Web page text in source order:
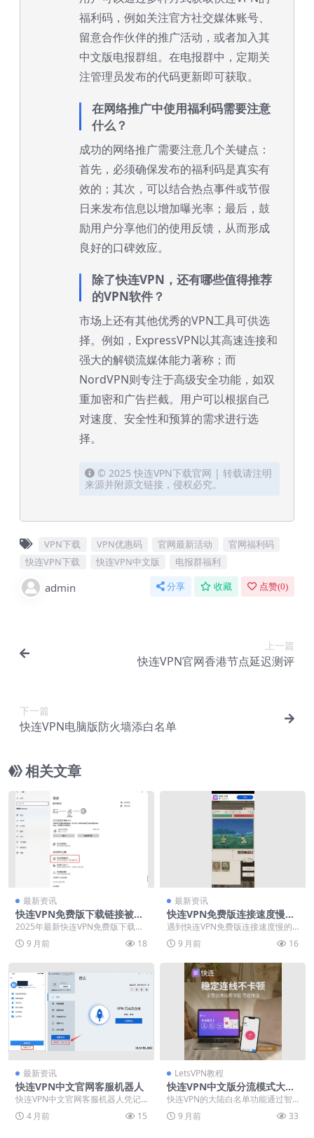
福利码，例如关注官方社交媒体账号、
留意合作伙伴的推广活动，或者加入其
中文版电报群组。在电报群中，定期关
注管理员发布的代码更新即可获取。
在网络推广中使用福利码需要注意
什么？
成功的网络推广需要注意几个关键点：
首先，必须确保发布的福利码是真实有
效的；其次，可以结合热点事件或节假
日来发布信息以增加曝光率；最后，鼓
励用户分享他们的使用反馈，从而形成
良好的口碑效应。
除了快连VPN，还有哪些值得推荐
的VPN软件？
市场上还有其他优秀的VPN工具可供选
择。例如，ExpressVPN以其高速连接和
强大的解锁流媒体能力著称；而
NordVPN则专注于高级安全功能，如双
重加密和广告拦截。用户可以根据自己
对速度、安全性和预算的需求进行选
择。
© 2025 快连VPN下载官网 | 转载请注明
来源并附原文链接，侵权必究。
VPN下载 VPN优惠码 官网最新活动
官网福利码
快连VPN下载
快连VPN中文版 电报群福利
admin 分享 收藏 点赞(0)
上一篇
快连VPN官网香港节点延迟测评
下一篇
快连VPN电脑版防火墙添白名单
相关文章
最新资讯
快连VPN免费版下载链接被
墙？2025年镜像站与备用域名
汇总
2025年最新快连VPN免费版下载资
源全面解析，针对频繁被墙问题提
供实用解决方案...
9 月前 18
最新资讯
快连VPN免费版连接速度慢怎
么办？2025年加速技巧与节点
切换
遇到快连VPN免费版连接速度慢的
问题？本文详细解析2025年最新加
速技巧，包括节...
9 月前 16
最新资讯
快连VPN中文官网客服机器人
快连VPN中文官网客服机器人凭记
忆对话、秒级链路、彩蛋指令，把
免费版、桌面版、中...
4 月前 15
LetsVPN教程
快连VPN中文版分流模式大陆
白名单
快连VPN的大陆白名单功能通过智
能分流技术，实现国内网站直连与
境外流量加密访问的...
9 月前 33